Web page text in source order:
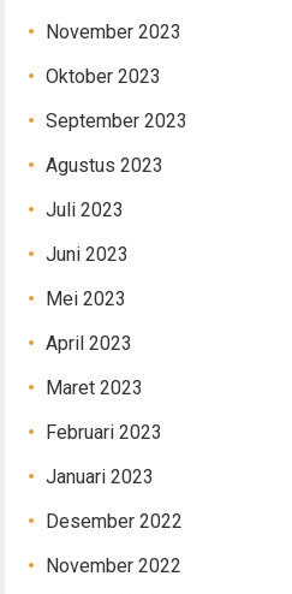
November 2023
Oktober 2023
September 2023
Agustus 2023
Juli 2023
Juni 2023
Mei 2023
April 2023
Maret 2023
Februari 2023
Januari 2023
Desember 2022
November 2022